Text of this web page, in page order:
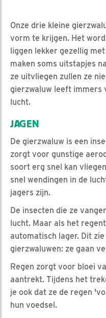
Onze drie kleine
vorm te krijgen. Het
liggen lekker gezellig
maken soms uitstapjes
ze uitvliegen zullen ze
gierzwaluw leeft immers
lucht.
JAGEN
De gierzwaluw is een
zorgt voor gunstige
soort erg snel kan
snel wendingen in de
jagers zijn.
De insecten die ze
lucht. Maar als het
automatisch lager. Dit
gierzwaluwen: ze gaan
Regen zorgt voor bloei
aantrekt. Tijdens het
je ook dat ze de regen
hun voedsel.